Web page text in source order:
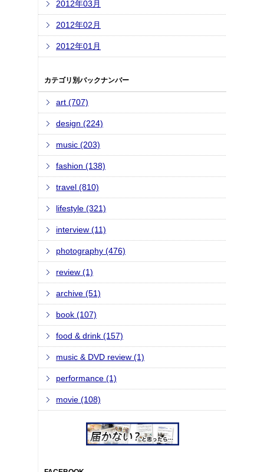
2012年03月
2012年02月
2012年01月
カテゴリ別バックナンバー
art (707)
design (224)
music (203)
fashion (138)
travel (810)
lifestyle (321)
interview (11)
photography (476)
review (1)
archive (51)
book (107)
food & drink (157)
music & DVD review (1)
performance (1)
movie (108)